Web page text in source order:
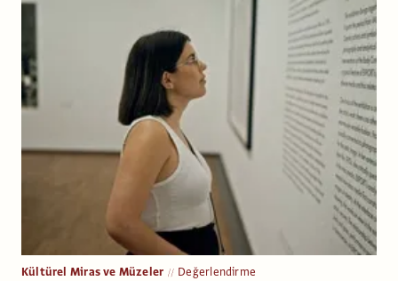
Kültürel Miras ve Müzeler Değerlendirme